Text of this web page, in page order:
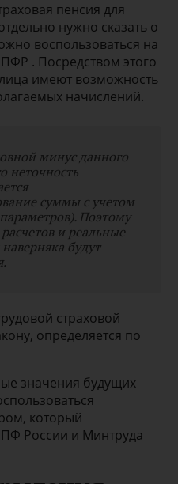
пенсия для
нужно сказать о
воспользоваться на
. Посредством этого
имеют возможность
начислений.
минус данного
неточность
суммы с учетом
Поэтому
и реальные
будут
страховой
определяется по
значения будущих
который
ПФ России и Минтруда